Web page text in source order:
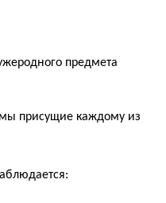
предмета
присущие каждому из